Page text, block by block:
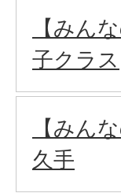
【みん
子クラス
【みん
久手